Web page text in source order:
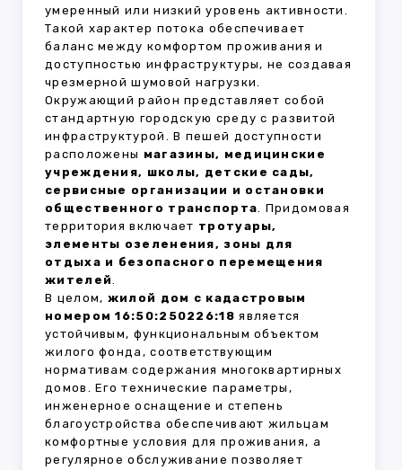
умеренный или низкий уровень активности.
Такой характер потока обеспечивает
баланс между комфортом проживания и
доступностью инфраструктуры, не создавая
чрезмерной шумовой нагрузки.
Окружающий район представляет собой
стандартную городскую среду с развитой
инфраструктурой. В пешей доступности
расположены магазины, медицинские
учреждения, школы, детские сады,
сервисные организации и остановки
общественного транспорта. Придомовая
территория включает тротуары,
элементы озеленения, зоны для
отдыха и безопасного перемещения
жителей.
В целом, жилой дом с кадастровым
номером 16:50:250226:18 является
устойчивым, функциональным объектом
жилого фонда, соответствующим
нормативам содержания многоквартирных
домов. Его технические параметры,
инженерное оснащение и степень
благоустройства обеспечивают жильцам
комфортные условия для проживания, а
регулярное обслуживание позволяет